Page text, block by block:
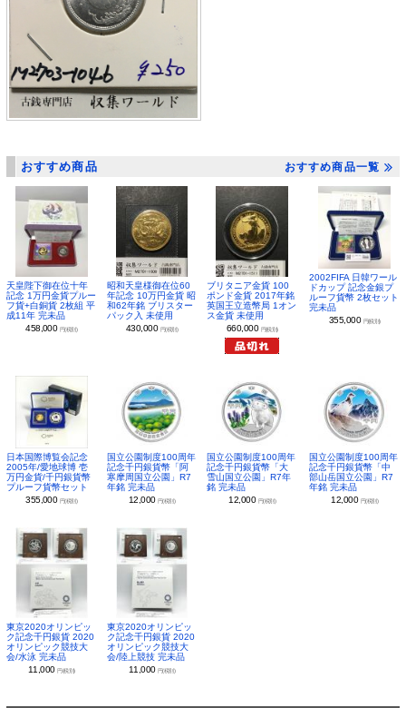
おすすめ商品 おすすめ商品一覧
天皇陛下御在位十年
記念 1万円金貨プルー
フ貨+白銅貨 2枚組 平
成11年 完未品
458,000 円(税別)
昭和天皇様御在位60
年記念 10万円金貨 昭
和62年銘 ブリスター
パック入 未使用
430,000 円(税別)
ブリタニア金貨 100
ポンド金貨 2017年銘
英国王立造幣局 1オン
ス金貨 未使用
660,000 円(税別)
2002FIFA 日韓ワール
ドカップ 記念金銀プ
ルーフ貨幣 2枚セット
完未品
355,000 円(税別)
日本国際博覧会記念
2005年/愛地球博 壱
万円金貨/千円銀貨幣
プルーフ貨幣セット
355,000 円(税別)
国立公園制度100周年
記念千円銀貨幣「阿
寒摩周国立公園」R7
年銘 完未品
12,000 円(税別)
国立公園制度100周年
記念千円銀貨幣「大
雪山国立公園」R7年
銘 完未品
12,000 円(税別)
国立公園制度100周年
記念千円銀貨幣「中
部山岳国立公園」R7
年銘 完未品
12,000 円(税別)
東京2020オリンピッ
ク記念千円銀貨 2020
オリンピック競技大
会/水泳 完未品
11,000円(税別)
東京2020オリンピッ
ク記念千円銀貨 2020
オリンピック競技大
会/陸上競技 完未品
11,000 円(税別)